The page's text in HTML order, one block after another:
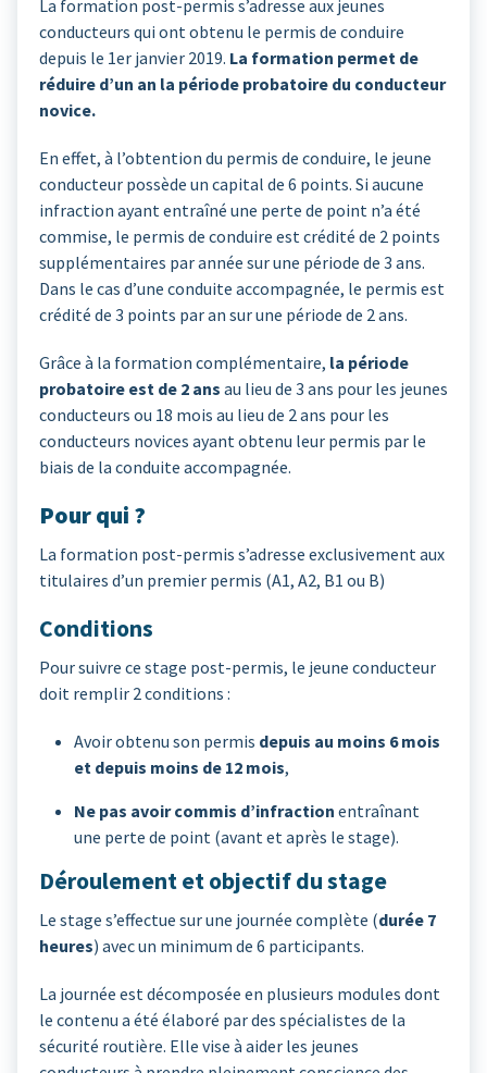
La formation post-permis s’adresse aux jeunes
conducteurs qui ont obtenu le permis de conduire
depuis le 1er janvier 2019. La formation permet de
réduire d’un an la période probatoire du conducteur
novice.
En effet, à l’obtention du permis de conduire, le jeune
conducteur possède un capital de 6 points. Si aucune
infraction ayant entraîné une perte de point n’a été
commise, le permis de conduire est crédité de 2 points
supplémentaires par année sur une période de 3 ans.
Dans le cas d’une conduite accompagnée, le permis est
crédité de 3 points par an sur une période de 2 ans.
Grâce à la formation complémentaire, la période
probatoire est de 2 ans au lieu de 3 ans pour les jeunes
conducteurs ou 18 mois au lieu de 2 ans pour les
conducteurs novices ayant obtenu leur permis par le
biais de la conduite accompagnée.
Pour qui ?
La formation post-permis s’adresse exclusivement aux
titulaires d’un premier permis (A1, A2, B1 ou B)
Conditions
Pour suivre ce stage post-permis, le jeune conducteur
doit remplir 2 conditions :
Avoir obtenu son permis depuis au moins 6 mois
et depuis moins de 12 mois,
Ne pas avoir commis d’infraction entraînant
une perte de point (avant et après le stage).
Déroulement et objectif du stage
Le stage s’effectue sur une journée complète (durée 7
heures) avec un minimum de 6 participants.
La journée est décomposée en plusieurs modules dont
le contenu a été élaboré par des spécialistes de la
sécurité routière. Elle vise à aider les jeunes